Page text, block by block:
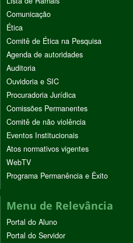
Comunicação
Ética
Comitê de Ética na Pesquisa
Agenda de autoridades
Auditoria
Ouvidoria e SIC
Procuradoria Jurídica
Comissões Permanentes
Comitê de não violência
Eventos Institucionais
Atos normativos vigentes
WebTV
Programa Permanência e Êxito
Menu de Relevância
Portal do Aluno
Portal do Servidor